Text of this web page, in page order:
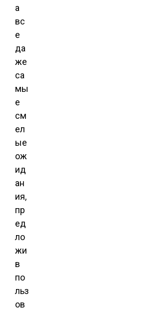
а
вс
е
да
же
са
мы
е
см
ел
ые
ож
ид
ан
ия,
пр
ед
ло
жи
в
по
льз
ов